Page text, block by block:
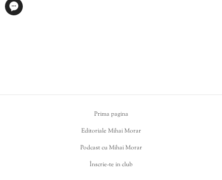
Prima pagina
Editoriale Mihai Morar
Podcast cu Mihai Morar
Înscrie-te in club